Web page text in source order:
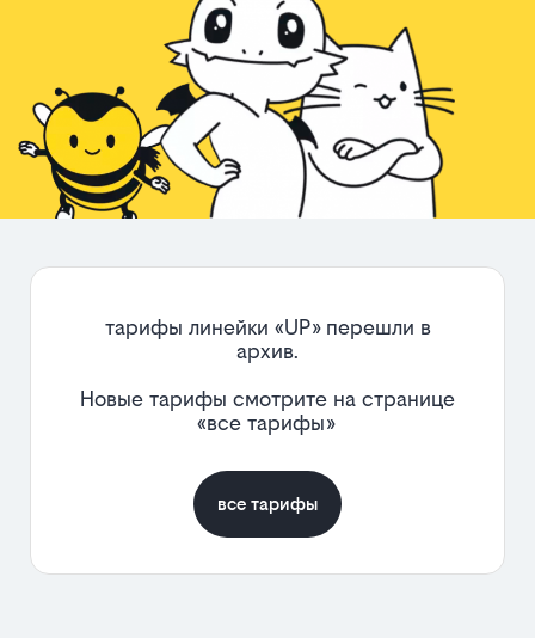
тарифы линейки «UP» перешли в
архив.
Новые тарифы смотрите на странице
«все тарифы»
все тарифы